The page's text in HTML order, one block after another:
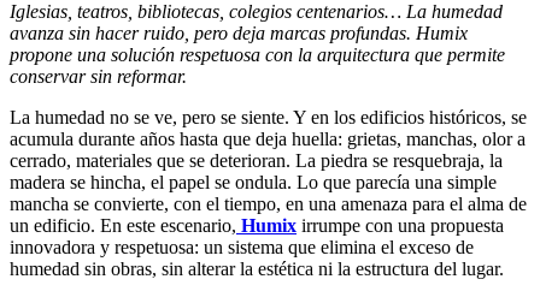
Iglesias, teatros, bibliotecas, colegios centenarios… La humedad
avanza sin hacer ruido, pero deja marcas profundas. Humix
propone una solución respetuosa con la arquitectura que permite
conservar sin reformar.
La humedad no se ve, pero se siente. Y en los edificios históricos, se
acumula durante años hasta que deja huella: grietas, manchas, olor a
cerrado, materiales que se deterioran. La piedra se resquebraja, la
madera se hincha, el papel se ondula. Lo que parecía una simple
mancha se convierte, con el tiempo, en una amenaza para el alma de
un edificio. En este escenario, Humix irrumpe con una propuesta
innovadora y respetuosa: un sistema que elimina el exceso de
humedad sin obras, sin alterar la estética ni la estructura del lugar.